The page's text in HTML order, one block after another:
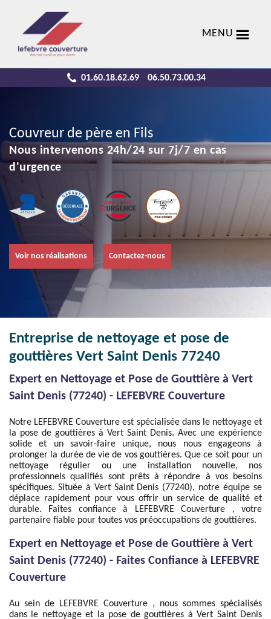
MENU
01.60.18.62.69 - 06.50.73.00.34
Couvreur de père en Fils
Nous intervenons 24h/24 sur 7j/7 en cas
d'urgence
Voir nos réalisations Contactez-nous
Entreprise de nettoyage et pose de
gouttières Vert Saint Denis 77240
Expert en Nettoyage et Pose de Gouttière à Vert
Saint Denis (77240) - LEFEBVRE Couverture
Notre LEFEBVRE Couverture est spécialisée dans le nettoyage et
la pose de gouttières à Vert Saint Denis. Avec une expérience
solide et un savoir-faire unique, nous nous engageons à
prolonger la durée de vie de vos gouttières. Que ce soit pour un
nettoyage régulier ou une installation nouvelle, nos
professionnels qualifiés sont prêts à répondre à vos besoins
spécifiques. Située à Vert Saint Denis (77240), notre équipe se
déplace rapidement pour vous offrir un service de qualité et
durable. Faites confiance à LEFEBVRE Couverture , votre
partenaire fiable pour toutes vos préoccupations de gouttières.
Expert en Nettoyage et Pose de Gouttière à Vert
Saint Denis (77240) - Faites Confiance à LEFEBVRE
Couverture
Au sein de LEFEBVRE Couverture , nous sommes spécialisés
dans le nettoyage et la pose de gouttières à Vert Saint Denis